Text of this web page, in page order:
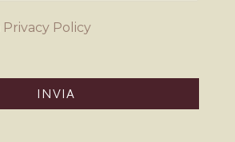
Privacy Policy
INVIA